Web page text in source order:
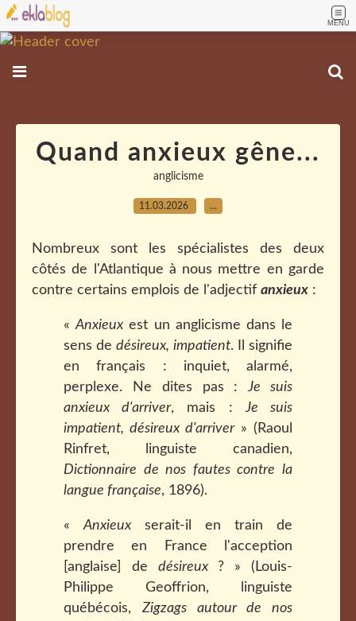
MENU
Quand anxieux gêne...
anglicisme
11.03.2026 …
Nombreux sont les spécialistes des deux
côtés de l'Atlantique à nous mettre en garde
contre certains emplois de l'adjectif anxieux :
«Anxieux est un anglicisme dans le
sens dedésireux, impatient. Il signifie
en français : inquiet, alarmé,
perplexe. Ne dites pas :Je suis
anxieux d'arriver, mais :Je suis
impatient, désireux d'arriver» (Raoul
Rinfret, linguiste canadien,
Dictionnaire de nos fautes contre la
langue française, 1896).
«Anxieux serait-il en train de
prendre en France l'acception
[anglaise] de désireux? » (Louis-
Philippe Geoffrion, linguiste
québécois,Zigzags autour de nos